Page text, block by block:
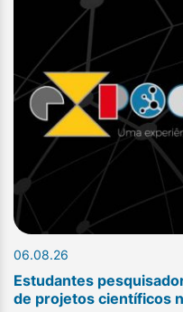
06.08.26
Estudantes
de projetos científicos